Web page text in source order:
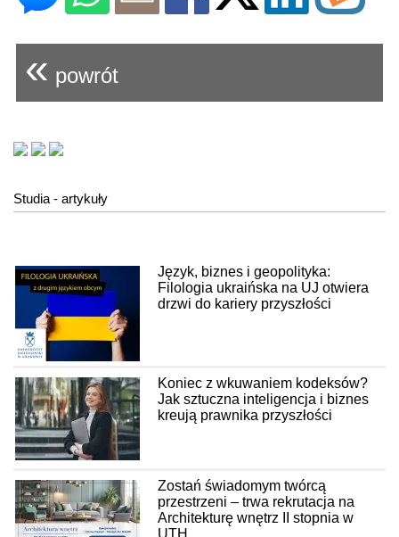
« powrót
Studia - artykuły
Język, biznes i geopolityka:
Filologia ukraińska na UJ otwiera
drzwi do kariery przyszłości
Koniec z wkuwaniem kodeksów?
Jak sztuczna inteligencja i biznes
kreują prawnika przyszłości
Zostań świadomym twórcą
przestrzeni – trwa rekrutacja na
Architekturę wnętrz II stopnia w
UTH